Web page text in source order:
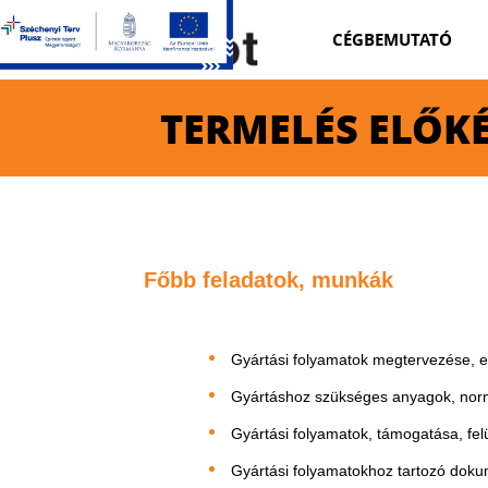
CÉGBEMUTATÓ
TERMELÉS
Főbb feladatok, munkák
Gyártási folyamatok megtervezése,
Gyártáshoz szükséges anyagok,
Gyártási folyamatok, támogatása,
Gyártási folyamatokhoz tartozó